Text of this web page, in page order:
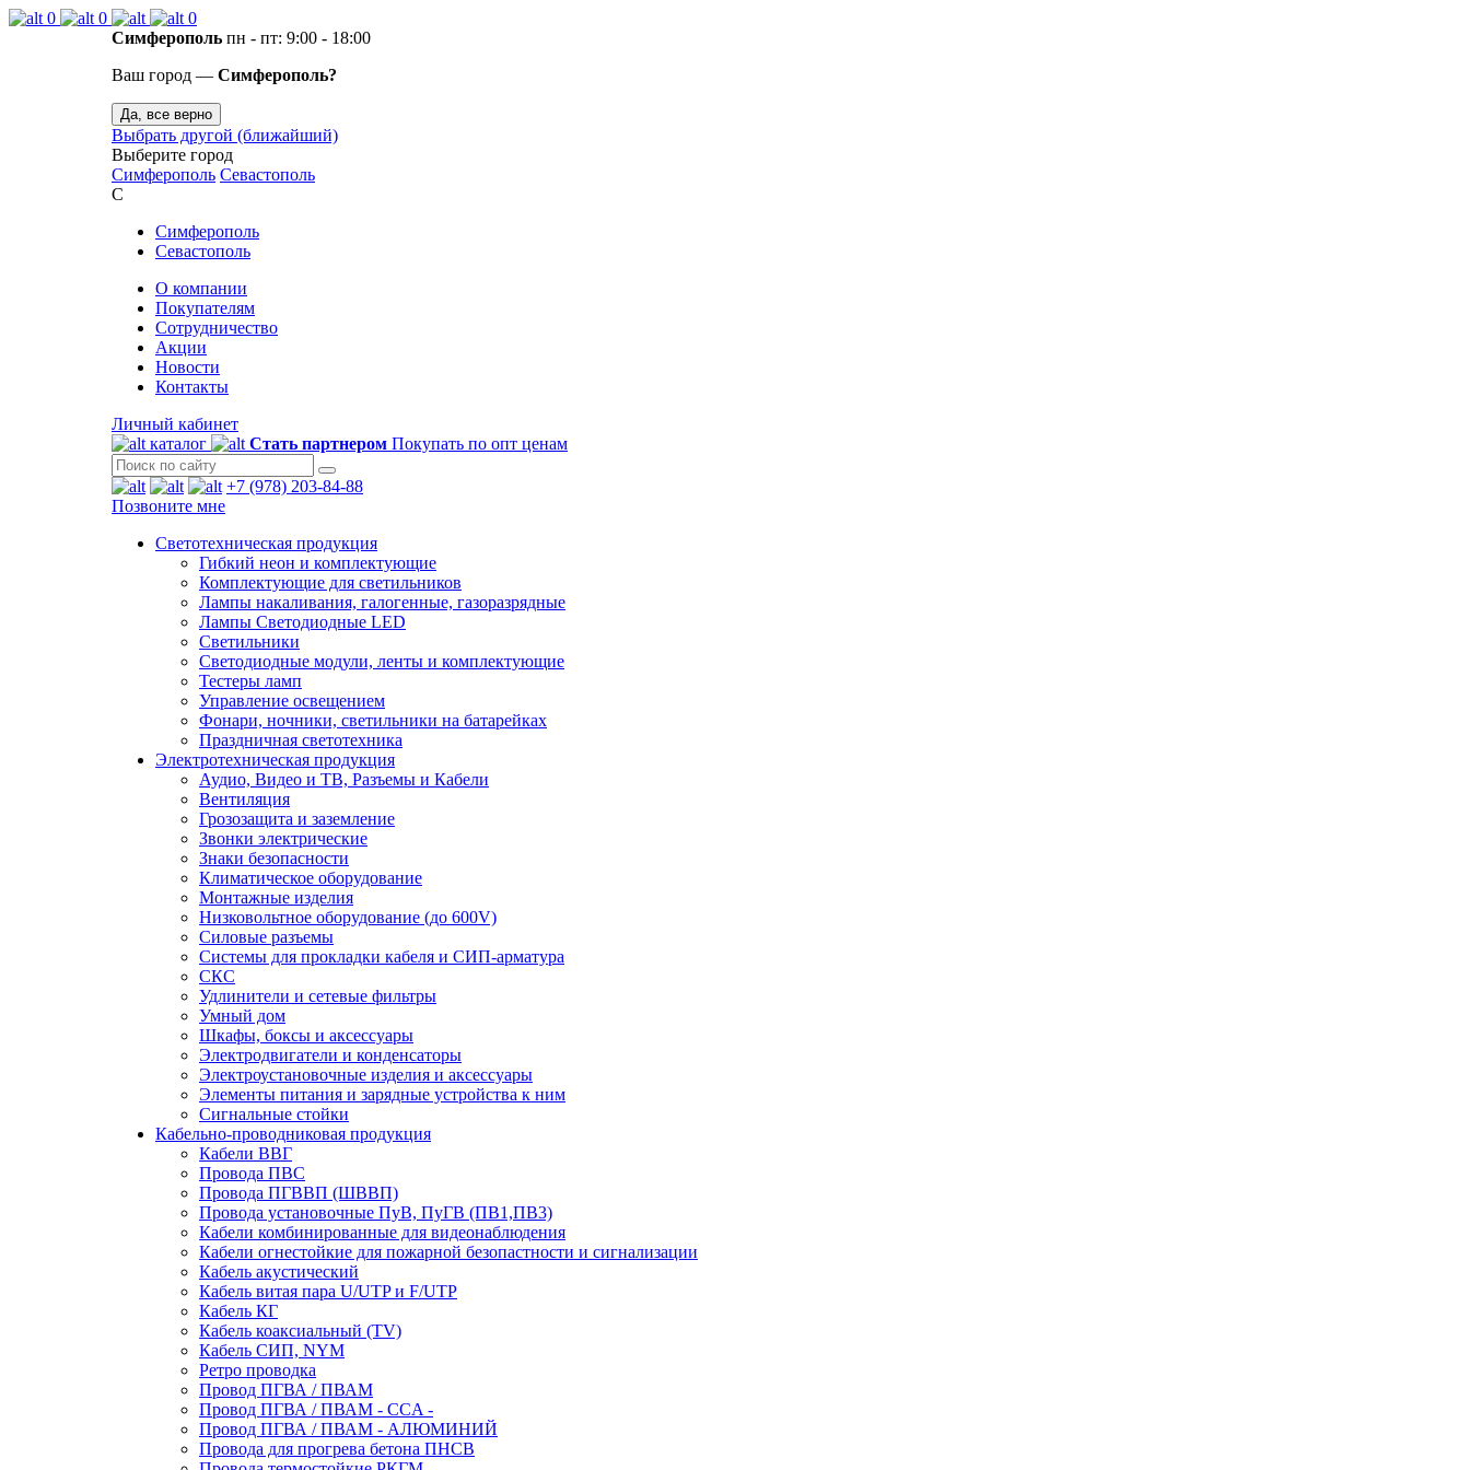
0 0
0
Симферополь пн - пт: 9:00 - 18:00
Ваш город — Симферополь?
Да, все верно
Выбрать другой (ближайший)
Выберите город
Симферополь Севастополь
С
Симферополь
Севастополь
О компании
Покупателям
Сотрудничество
Акции
Новости
Контакты
Личный кабинет
каталог
Стать партнером Покупать по опт ценам
+7 (978) 203-84-88
Позвоните мне
Светотехническая продукция
Гибкий неон и комплектующие
Комплектующие для светильников
Лампы накаливания, галогенные, газоразрядные
Лампы Светодиодные LED
Светильники
Светодиодные модули, ленты и комплектующие
Тестеры ламп
Управление освещением
Фонари, ночники, светильники на батарейках
Праздничная светотехника
Электротехническая продукция
Аудио, Видео и ТВ, Разъемы и Кабели
Вентиляция
Грозозащита и заземление
Звонки электрические
Знаки безопасности
Климатическое оборудование
Монтажные изделия
Низковольтное оборудование (до 600V)
Силовые разъемы
Системы для прокладки кабеля и СИП-арматура
СКС
Удлинители и сетевые фильтры
Умный дом
Шкафы, боксы и аксессуары
Электродвигатели и конденсаторы
Электроустановочные изделия и аксессуары
Элементы питания и зарядные устройства к ним
Сигнальные стойки
Кабельно-проводниковая продукция
Кабели ВВГ
Провода ПВС
Провода ПГВВП (ШВВП)
Провода установочные ПуВ, ПуГВ (ПВ1,ПВ3)
Кабели комбинированные для видеонаблюдения
Кабели огнестойкие для пожарной безопастности и сигнализации
Кабель акустический
Кабель витая пара U/UTP и F/UTP
Кабель КГ
Кабель коаксиальный (TV)
Кабель СИП, NYM
Ретро проводка
Провод ПГВА / ПВАМ
Провод ПГВА / ПВАМ - CCA -
Провод ПГВА / ПВАМ - АЛЮМИНИЙ
Провода для прогрева бетона ПНСВ